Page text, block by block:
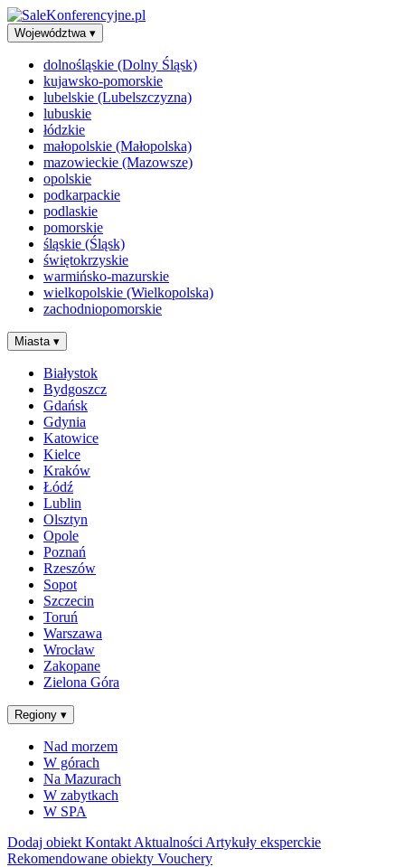
Województwa ▾
dolnośląskie (Dolny Śląsk)
kujawsko-pomorskie
lubelskie (Lubelszczyzna)
lubuskie
łódzkie
małopolskie (Małopolska)
mazowieckie (Mazowsze)
opolskie
podkarpackie
podlaskie
pomorskie
śląskie (Śląsk)
świętokrzyskie
warmińsko-mazurskie
wielkopolskie (Wielkopolska)
zachodniopomorskie
Miasta ▾
Białystok
Bydgoszcz
Gdańsk
Gdynia
Katowice
Kielce
Kraków
Łódź
Lublin
Olsztyn
Opole
Poznań
Rzeszów
Sopot
Szczecin
Toruń
Warszawa
Wrocław
Zakopane
Zielona Góra
Regiony ▾
Nad morzem
W górach
Na Mazurach
W zabytkach
W SPA
Dodaj obiekt Kontakt Aktualności Artykuły eksperckie
Rekomendowane obiekty Vouchery